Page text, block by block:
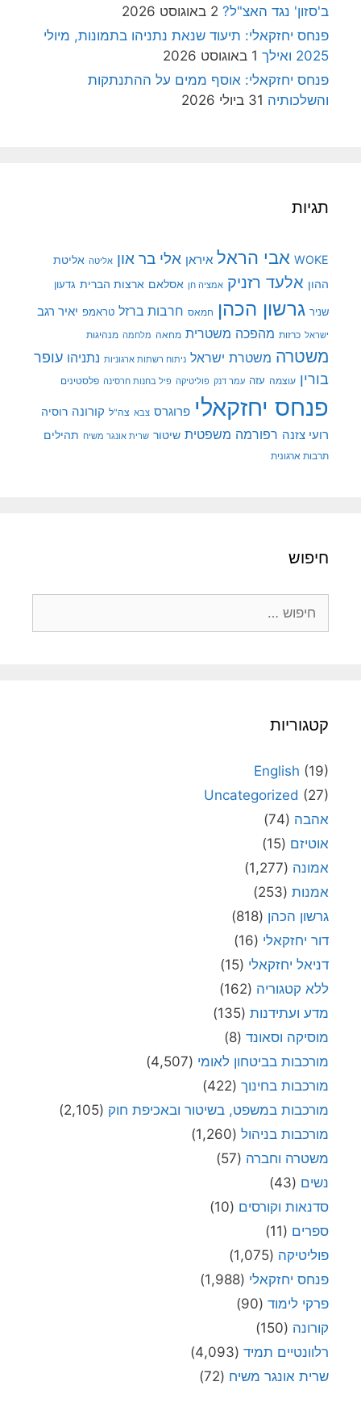
ב'סזון' נגד האצ"ל? 2 באוגוסט 2026
פנחס יחזקאלי: תיעוד שנאת נתניהו בתמונות, מיולי
2025 ואילך
1 באוגוסט 2026
פנחס יחזקאלי: אוסף ממים על ההתנתקות
והשלכותיה 31 ביולי 2026
תגיות
WOKE אבי הראל איראן אלי בר און אליטה אליטת
ההון אלעד רזניק אמציה חן אסלאם ארצות הברית גדעון
שניר גרשון הכהן חמאס חרבות ברזל טראמפ יאיר רגב
ישראל כרזות מהפכה משטרית מחאה מלחמה מנהיגות
משטרה משטרת ישראל ניתוח רשתות ארגוניות נתניהו עופר
בורין עוצמה עזה עמר דנק פוליטיקה פיל בחנות חרסינה פלסטינים
פנחס יחזקאלי פרוגרס צבא צה"ל קורונה רוסיה
רועי צזנה רפורמה משפטית שיטור שרית אונגר משיח תהילים
תרבות ארגונית
חיפוש
קטגוריות
English (19)
Uncategorized (27)
אהבה (74)
אוטיזם (15)
אמונה (1,277)
אמנות (253)
גרשון הכהן (818)
דור יחזקאלי (16)
דניאל יחזקאלי (15)
ללא קטגוריה (162)
מדע ועתידנות (135)
מוסיקה וסאונד (8)
מורכבות בביטחון לאומי (4,507)
מורכבות בחינוך (422)
מורכבות במשפט, בשיטור ובאכיפת חוק (2,105)
מורכבות בניהול (1,260)
משטרה וחברה (57)
נשים (43)
סדנאות וקורסים (10)
ספרים (11)
פוליטיקה (1,075)
פנחס יחזקאלי (1,988)
פרקי לימוד (90)
קורונה (150)
רלוונטיים תמיד (4,093)
שרית אונגר משיח (72)